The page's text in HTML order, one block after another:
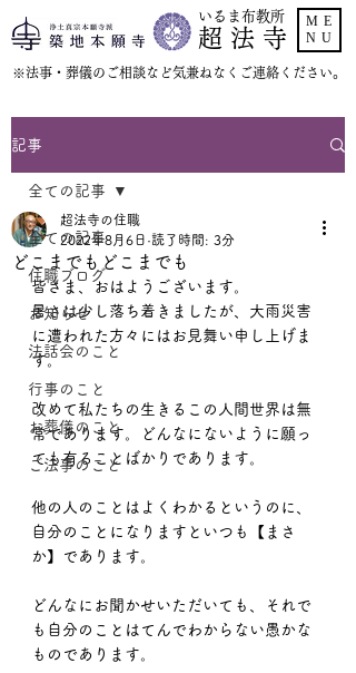
いるま布教所
超 法 寺
​※法事・葬儀のご相談など気兼ねなくご連絡ください。
ME
NU
記事
全ての記事
住職ブログ
お知らせ
法話会のこと
行事のこと
お葬儀のこと
ご法事のこと
全ての記事
どこまでもどこまでも
超法寺の住職
2022年8月6日 読了時間: 3分
皆さま、おはようございます。
暑さは少し落ち着きましたが、大雨災害
に遭われた方々にはお見舞い申し上げま
す。
改めて私たちの生きるこの人間世界は無
常であります。どんなにないように願っ
ても有ることばかりであります。
他の人のことはよくわかるというのに、
自分のことになりますといつも【まさ
か】であります。
どんなにお聞かせいただいても、それで
も自分のことはてんでわからない愚かな
ものであります。